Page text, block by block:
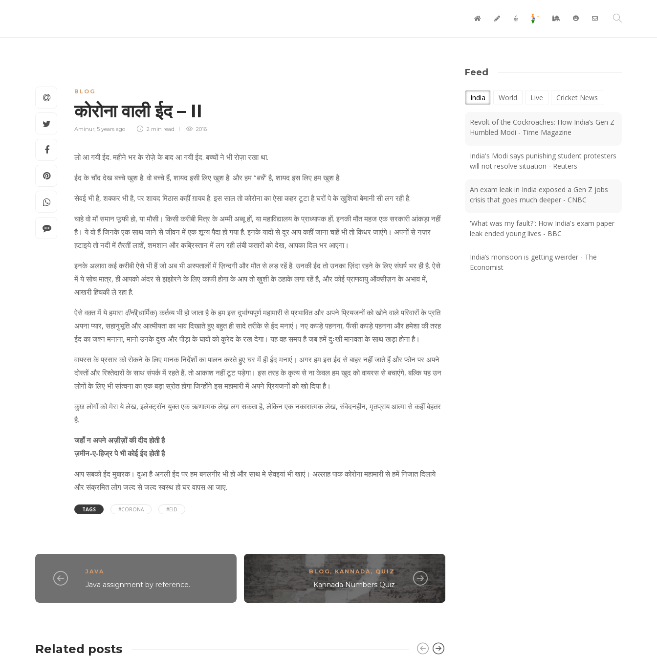
BLOG
कोरोना वाली ईद – II
Aminur, 5 years ago 2 min read 2016
लो आ गयी ईद. महीने भर के रोज़े के बाद आ गयी ईद. बच्चों ने भी रोज़ा रखा था.
ईद के चाँद देख बच्चे खुश है. वो बच्चे हैं, शायद इसी लिए खुश है. और हम “बचें” है, शायद इस लिए हम खुश है.
सेवई भी है, शक्कर भी है, पर शायद मिठास कहीं ग़ायब है. इस साल तो कोरोना का ऐसा कहर टूटा है घरों पे के खुशियां बेमानी सी लग रही है.
चाहे वो माँ समान फूफी हो, या मौसी। किसी करीबी मित्र के अम्मी अब्बू हों, या महाविद्यालय के प्राध्यापक हों. इनकी मौत महज एक सरकारी आंकड़ा नहीं
है। ये वो हैं जिनके एक साथ जाने से जीवन में एक शून्य पैदा हो गया है. इनके यादों से दूर आप कहीं जाना चाहें भी तो किधर जाएंगे। अपनों से नज़र
हटाइये तो नदी में तैरतीं लाशें, शमशान और कब्रिस्तान में लग रही लंबी कतारों को देख, आपका दिल भर आएगा।
इनके अलावा कई करीबी ऐसे भी हैं जो अब भी अस्पतालों में ज़िन्दगी और मौत से लड़ रहें है. उनकी ईद तो उनका ज़िंदा रहने के लिए संघर्ष भर ही है. ऐसे
में ये सोच मात्र, ही आपको अंदर से झंझोरने के लिए काफी होगा के आप तो ख़ुशी के ठहाके लगा रहें है, और कोई प्राणवायु ऑक्सीज़न के अभाव में,
आखरी हिचकी ले रहा है.
ऐसे वक़्त में ये हमारा दीनी(धार्मिक) कर्तव्य भी हो जाता है के हम इस दुर्भाग्यपूर्ण महामारी से प्रभावित और अपने प्रियजनों को खोने वाले परिवारों के प्रति
अपना प्यार, सहानुभूति और आत्मीयता का भाव दिखाते हुए बहुत ही सादे तरीके से ईद मनाएं। नए कपड़े पहनना, फैंसी कपड़े पहनना और हमेशा की तरह
ईद का जश्न मनाना, मानो उनके दुख और पीड़ा के घावों को कुरेद के रख देगा। यह वह समय है जब हमें दुःखी मानवता के साथ खड़ा होना है।
वायरस के प्रसार को रोकने के लिए मानक निर्देशों का पालन करते हुए घर में ही ईद मनाएं। अगर हम इस ईद से बाहर नहीं जाते हैं और फोन पर अपने
दोस्तों और रिश्तेदारों के साथ संपर्क में रहते हैं, तो आकाश नहीं टूट पड़ेगा। इस तरह के कृत्य से ना केवल हम खुद को वायरस से बचाएंगे, बल्कि यह उन
लोगों के लिए भी सांत्वना का एक बड़ा स्रोत होगा जिन्होंने इस महामारी में अपने प्रियजनों को खो दिया है।
कुछ लोगों को मेरा ये लेख, इलेक्ट्रॉन युक्त एक ऋणात्मक लेख़ लग सकता है, लेकिन एक नकारात्मक लेख, संवेदनहीन, मृतप्राय आत्मा से कहीं बेहतर
है.
जहाँ न अपने अज़ीज़ों की दीद होती है
ज़मीन-ए-हिज्र पे भी कोई ईद होती है
आप सबको ईद मुबारक। दुआ है अगली ईद पर हम बगलगीर भी हो और साथ मे सेवइयां भी खाएं। अल्लाह पाक कोरोना महामारी से हमें निजात दिलाये
और संक्रमित लोग जल्द से जल्द स्वस्थ हो घर वापस आ जाए.
TAGS #CORONA #EID
JAVA
Java assignment by reference.
BLOG , KANNADA , QUIZ
Kannada Numbers Quiz
Related posts
Feed
India World Live Cricket News
Revolt of the Cockroaches: How India’s Gen Z
Humbled Modi - Time Magazine
India's Modi says punishing student protesters
will not resolve situation - Reuters
An exam leak in India exposed a Gen Z jobs
crisis that goes much deeper - CNBC
'What was my fault?': How India's exam paper
leak ended young lives - BBC
India’s monsoon is getting weirder - The
Economist